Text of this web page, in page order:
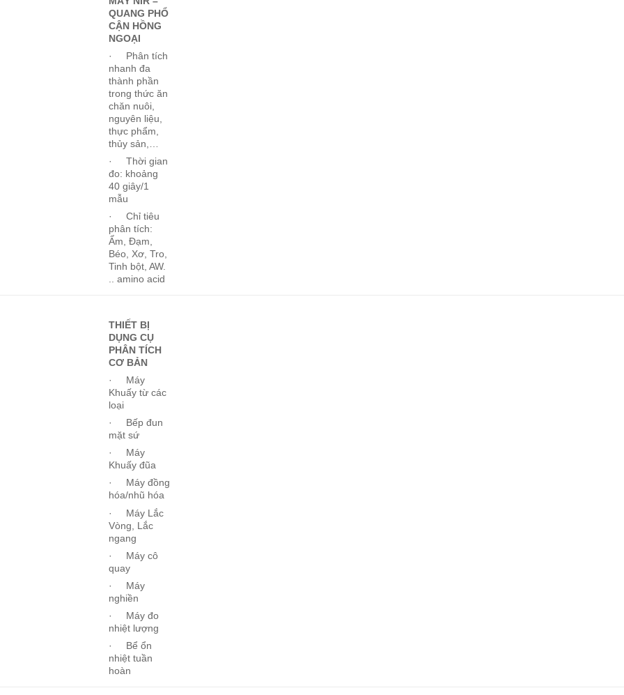
QUANG PHỔ
CẬN HỒNG
NGOẠI
· Phân tích
nhanh đa
thành phần
trong thức ăn
chăn nuôi,
nguyên liệu,
thực phẩm,
thủy sản,…
· Thời gian
đo: khoảng
40 giây/1
mẫu
· Chỉ tiêu
phân tích:
Ẩm, Đạm,
Béo, Xơ, Tro,
Tinh bột, AW.
.. amino acid
THIẾT BỊ
DỤNG CỤ
PHÂN TÍCH
CƠ BẢN
· Máy
Khuấy từ các
loại
· Bếp đun
mặt sứ
· Máy
Khuấy đũa
· Máy đồng
hóa/nhũ hóa
· Máy Lắc
Vòng, Lắc
ngang
· Máy cô
quay
· Máy
nghiền
· Máy đo
nhiệt lượng
· Bể ổn
nhiệt tuần
hoàn